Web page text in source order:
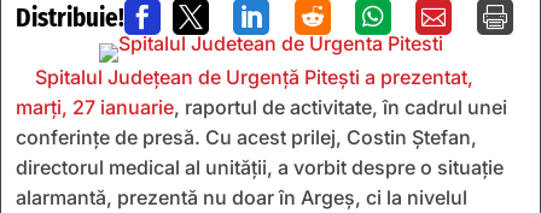
Distribuie!       
Spitalul Județean de Urgență Pitești a prezentat,
marți, 27 ianuarie, raportul de activitate, în cadrul unei
conferințe de presă. Cu acest prilej, Costin Ștefan,
directorul medical al unității, a vorbit despre o situație
alarmantă, prezentă nu doar în Argeș, ci la nivelul